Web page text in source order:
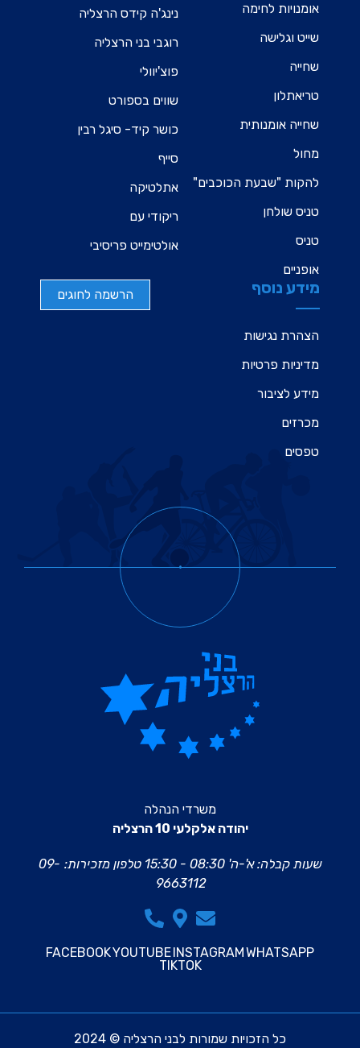
אומנויות לחימה
שייט וגלישה
שחייה
טריאתלון
שחייה אומנותית
מחול
להקות "שבעת הכוכבים"
טניס שולחן
טניס
אופניים
נינג'ה קידס הרצליה
רוגבי בני הרצליה
פוצ'יוולי
שווים בספורט
כושר קיד- סיגל רבין
סייף
אתלטיקה
ריקודי עם
אולטימייט פריסיבי
מידע נוסף
הצהרת נגישות
מדיניות פרטיות
מידע לציבור
מכרזים
טפסים
הרשמה לחוגים
משרדי הנהלה
יהודה אלקלעי 10 הרצליה
שעות קבלה: א'-ה' 08:30 - 15:30 טלפון מזכירות: 09-
9663112
WHATSAPP
INSTAGRAM
YOUTUBE
FACEBOOK
TIKTOK
כל הזכויות שמורות לבני הרצליה © 2024